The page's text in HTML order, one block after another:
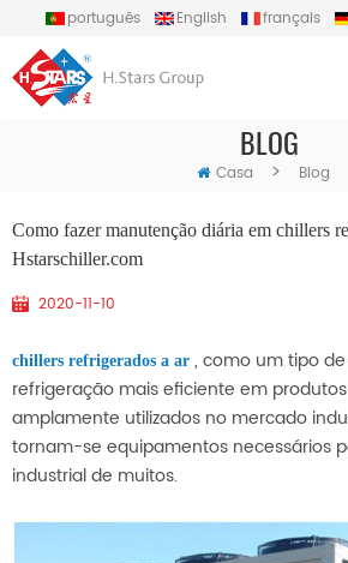
português English français
BLOG
Casa > Blog
Como fazer manutenção diária em chillers
Hstarschiller.com
2020-11-10
chillers refrigerados a ar , como um tipo
refrigeração mais eficiente em
amplamente utilizados no mercado
tornam-se equipamentos necessários
industrial de muitos.